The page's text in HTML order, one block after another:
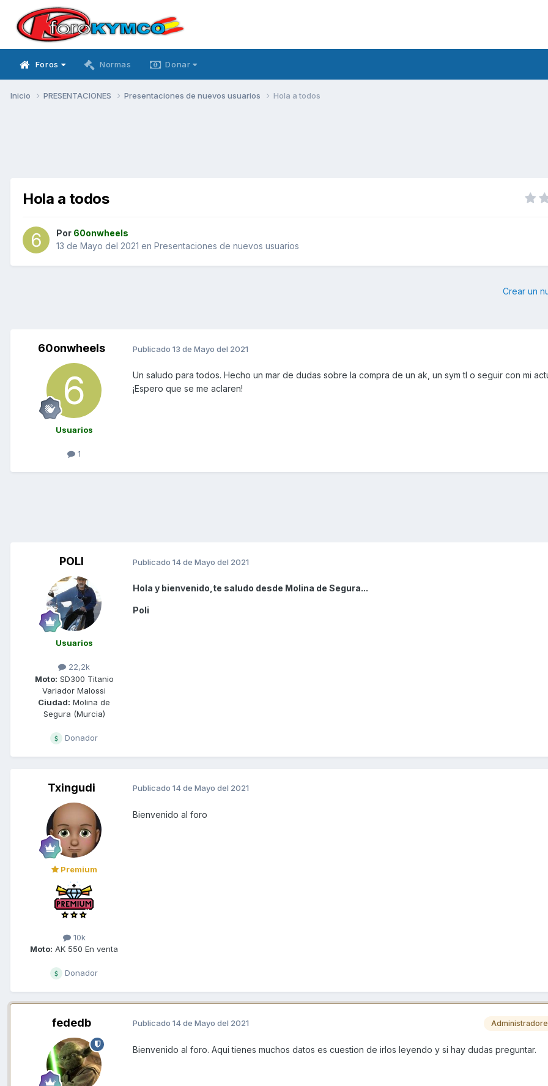
Foros Normas Donar
Inicio PRESENTACIONES Presentaciones de nuevos usuarios Hola a todos
Hola a todos
Por 60onwheels
13 de Mayo del 2021 en Presentaciones de nuevos usuarios
Crear un
60onwheels
Usuarios
1
Publicado 13 de Mayo del 2021
Un saludo para todos. Hecho un mar de dudas sobre la compra de un ak, un sym tl o seguir con mi
¡Espero que se me aclaren!
POLI
Usuarios
22,2k
Moto: SD300 Titanio
Variador Malossi
Ciudad: Molina de
Segura (Murcia)
Donador
Publicado 14 de Mayo del 2021
Hola y bienvenido,te saludo desde Molina de Segura...
Poli
Txingudi
Premium
10k
Moto: AK 550 En venta
Donador
Publicado 14 de Mayo del 2021
Bienvenido al foro
fededb Publicado 14 de Mayo del 2021
Bienvenido al foro. Aqui tienes muchos datos es cuestion de irlos leyendo y si hay dudas preguntar.